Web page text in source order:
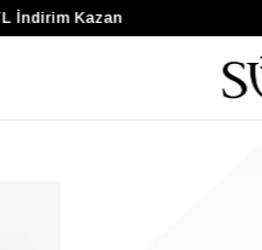
İndirim Kazan